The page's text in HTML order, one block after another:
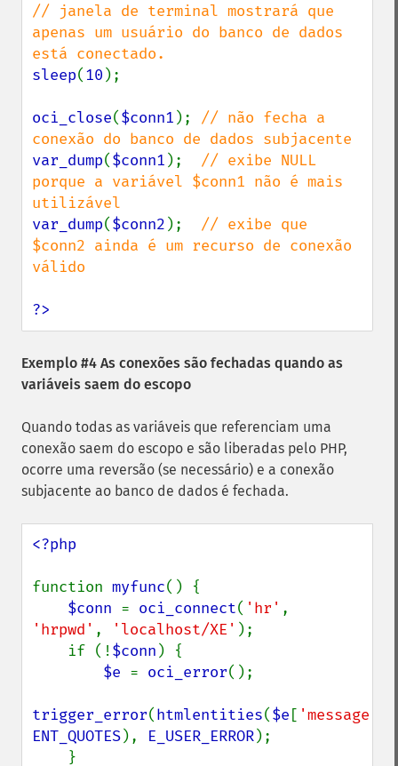
// janela de terminal mostrará que
apenas um usuário do banco de dados
sleep(10 );
oci_close($conn1 ); // não fecha a
var_dump($conn1 ); // exibe NULL
porque a variável $conn1 não é mais
var_dump($conn2 ); // exibe que
$conn2 ainda é um recurso de conexão
válido
?>
Exemplo #4 As conexões são fechadas quando as
variáveis ​​saem do escopo
Quando todas as variáveis ​​que referenciam uma
conexão saem do escopo e são liberadas pelo PHP,
ocorre uma reversão (se necessário) e a conexão
subjacente ao banco de dados é fechada.
<?php
function myfunc() {
$conn = oci_connect( 'hr'
'hrpwd' , 'localhost/XE' );
    if (!
$conn ) {
$e = oci_error();
trigger_error(htmlentities($e [ 'message'
ENT_QUOTES), E_USER_ERROR);